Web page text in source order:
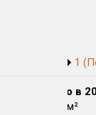
1
Сдано в
4 862 м²